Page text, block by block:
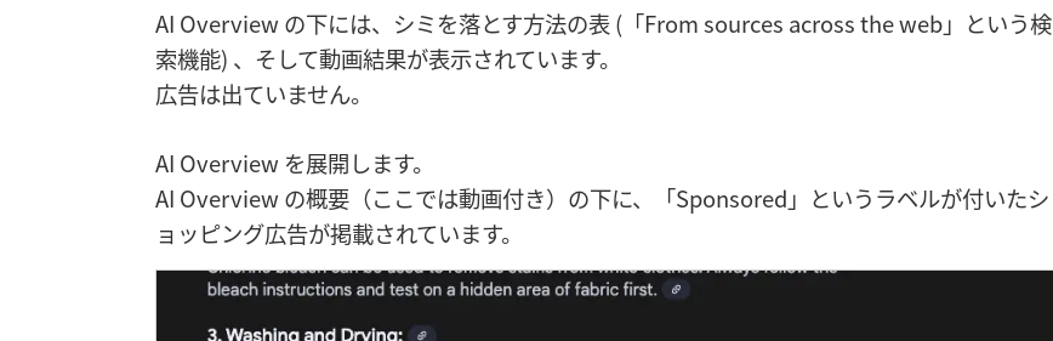
AI Overview の下には、シミを落とす方法の表 (「From sources across the web」という検
索機能) 、そして動画結果が表示されています。
広告は出ていません。
AI Overview を展開します。
AI Overview の概要（ここでは動画付き）の下に、「Sponsored」というラベルが付いたシ
ョッピング広告が掲載されています。